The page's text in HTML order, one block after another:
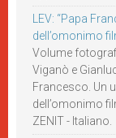
LEV: “Papa
dell’omonimo
Volume
Viganò e
Francesco. Un
dell’omonimo
ZENIT - Italiano.